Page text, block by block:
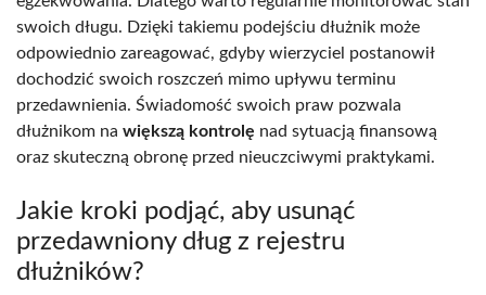
swoich długu. Dzięki takiemu podejściu dłużnik może
odpowiednio zareagować, gdyby wierzyciel postanowił
dochodzić swoich roszczeń mimo upływu terminu
przedawnienia. Świadomość swoich praw pozwala
dłużnikom na większą kontrolę nad sytuacją finansową
oraz skuteczną obronę przed nieuczciwymi praktykami.
Jakie kroki podjąć, aby usunąć
przedawniony dług z rejestru
dłużników?